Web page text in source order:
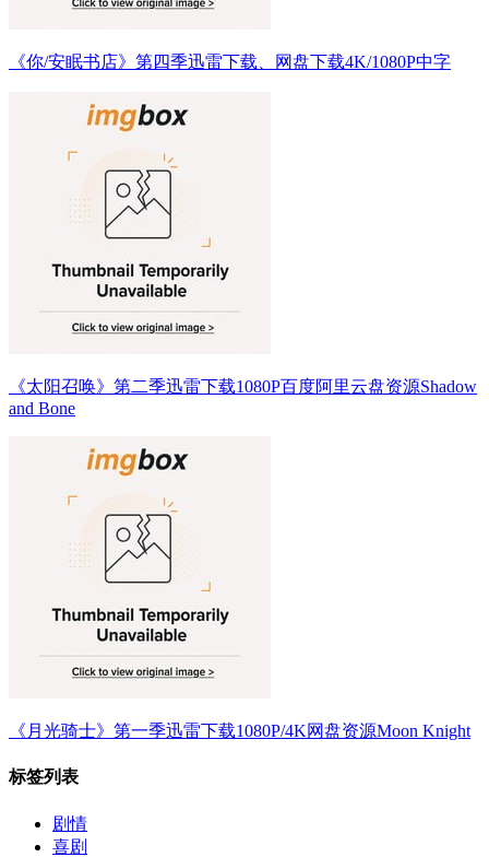
《你/安眠书店》第四季迅雷下载、网盘下载4K/1080P中字
《太阳召唤》第二季迅雷下载1080P百度阿里云盘资源Shadow
and Bone
《月光骑士》第一季迅雷下载1080P/4K网盘资源Moon Knight
标签列表
剧情
喜剧